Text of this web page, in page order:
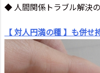
◆ 人間関係トラブル解決
【 対人円満の種 】も併せ